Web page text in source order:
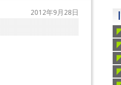
2012年9月28日 I